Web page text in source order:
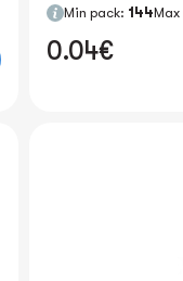
Min pack: 144Max
0.04€